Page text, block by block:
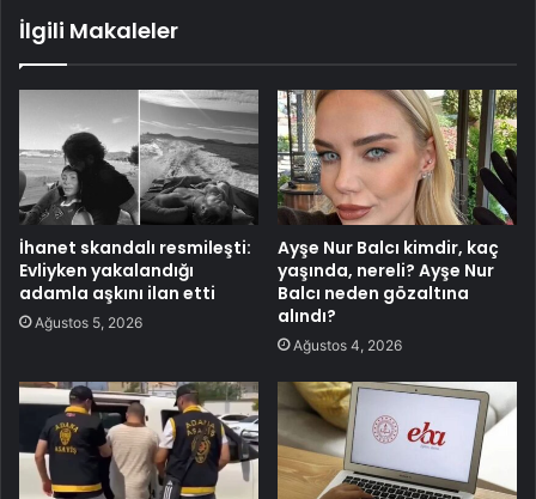
İlgili Makaleler
İhanet skandalı resmileşti:
Evliyken yakalandığı
adamla aşkını ilan etti
Ağustos 5, 2026
Ayşe Nur Balcı kimdir, kaç
yaşında, nereli? Ayşe Nur
Balcı neden gözaltına
alındı?
Ağustos 4, 2026